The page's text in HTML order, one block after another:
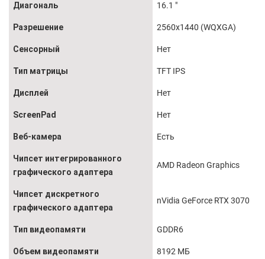
Диагональ 16.1 "
Разрешение 2560x1440 (WQXGA)
Сенсорный Нет
Тип матрицы TFT IPS
Дисплей Нет
ScreenPad Нет
Веб-камера Есть
Чипсет интегрированного
графического адаптера
AMD Radeon Graphics
Чипсет дискретного
графического адаптера
nVidia GeForce RTX 3070
Тип видеопамяти GDDR6
Объем видеопамяти 8192 МБ